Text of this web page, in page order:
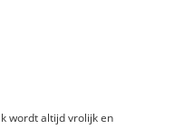
wordt altijd vrolijk en